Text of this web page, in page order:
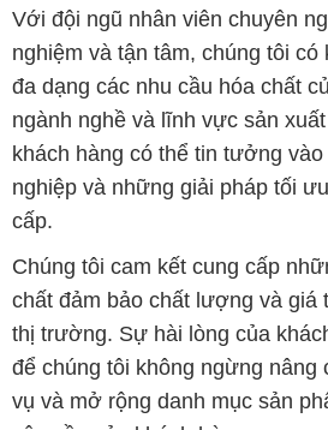
Với đội ngũ nhân viên chuyên
nghiệm và tận tâm, chúng tôi có
đa dạng các nhu cầu hóa chất
ngành nghề và lĩnh vực sản
khách hàng có thể tin tưởng
nghiệp và những giải pháp tối
cấp.
Chúng tôi cam kết cung cấp
chất đảm bảo chất lượng và giá
thị trường. Sự hài lòng của
để chúng tôi không ngừng nâng
vụ và mở rộng danh mục sản